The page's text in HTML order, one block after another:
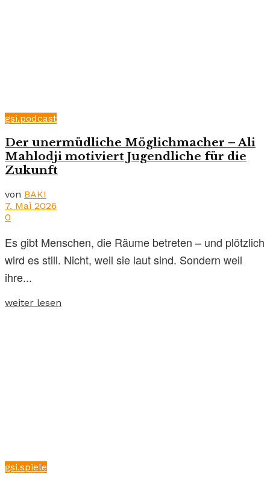
gsi.podcast
Der unermüdliche Möglichmacher – Ali
Mahlodji motiviert Jugendliche für die
Zukunft
von BAKI
7. Mai 2026
0
Es gibt Menschen, die Räume betreten – und plötzlich
wird es still. Nicht, weil sie laut sind. Sondern weil
ihre...
weiter lesen
gsi.spiele